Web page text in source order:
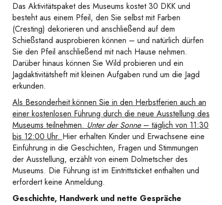
Das Aktivitätspaket des Museums kostet 30 DKK und
besteht aus einem Pfeil, den Sie selbst mit Farben
(Cresting) dekorieren und anschließend auf dem
Schießstand ausprobieren können – und natürlich dürfen
Sie den Pfeil anschließend mit nach Hause nehmen.
Darüber hinaus können Sie Wild probieren und ein
Jagdaktivitätsheft mit kleinen Aufgaben rund um die Jagd
erkunden.
Als Besonderheit können Sie in den Herbstferien auch an
einer kostenlosen Führung durch die neue Ausstellung des
Museums teilnehmen. Unter der Sonne– täglich von 11:30
bis 12:00 Uhr. Hier erhalten Kinder und Erwachsene eine
Einführung in die Geschichten, Fragen und Stimmungen
der Ausstellung, erzählt von einem Dolmetscher des
Museums. Die Führung ist im Eintrittsticket enthalten und
erfordert keine Anmeldung.
Geschichte, Handwerk und nette Gespräche